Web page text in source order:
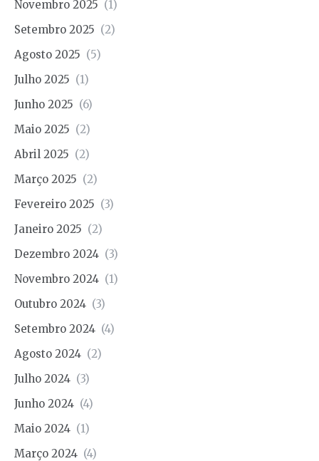
Novembro 2025 (1)
Setembro 2025 (2)
Agosto 2025 (5)
Julho 2025 (1)
Junho 2025 (6)
Maio 2025 (2)
Abril 2025 (2)
Março 2025 (2)
Fevereiro 2025 (3)
Janeiro 2025 (2)
Dezembro 2024 (3)
Novembro 2024 (1)
Outubro 2024 (3)
Setembro 2024 (4)
Agosto 2024 (2)
Julho 2024 (3)
Junho 2024 (4)
Maio 2024 (1)
Março 2024 (4)